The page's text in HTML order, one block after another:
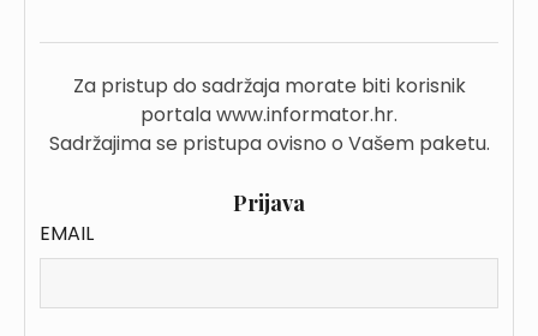
Za pristup do sadržaja morate biti korisnik
portala www.informator.hr.
Sadržajima se pristupa ovisno o Vašem paketu.
Prijava
EMAIL